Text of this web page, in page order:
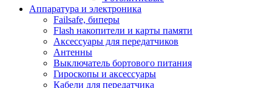
Аппаратура и электроника
Failsafe, биперы
Flash накопители и карты памяти
Аксессуары для передатчиков
Антенны
Выключатель бортового питания
Гироскопы и аксессуары
Кабели для передатчика